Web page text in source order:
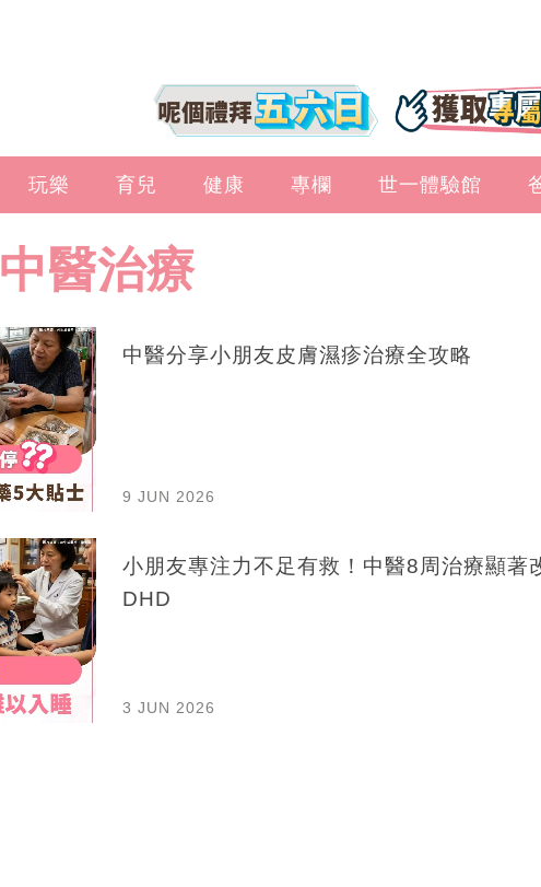
玩樂 育兒 健康 專欄 世一體驗館
中醫治療
中醫分享小朋友皮膚濕疹治療全攻略
9 JUN 2026
小朋友專注力不足有救！中醫8周治療顯著
DHD
3 JUN 2026